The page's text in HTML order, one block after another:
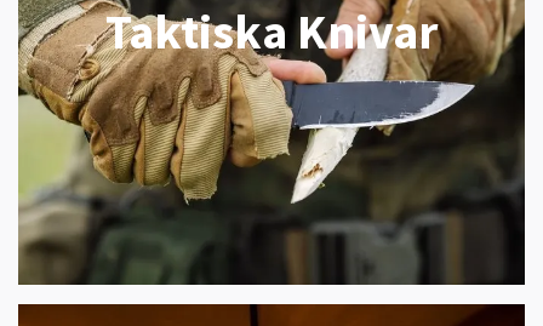
Taktiska Knivar